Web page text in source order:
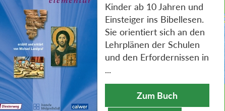
Kinder ab 10 Jahren und
Einsteiger ins Bibellesen.
Sie orientiert sich an den
Lehrplänen der Schulen
und den Erfordernissen in
...
Zum Buch